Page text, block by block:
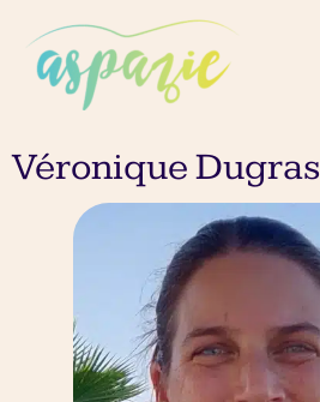
contenu
Véronique Dugras